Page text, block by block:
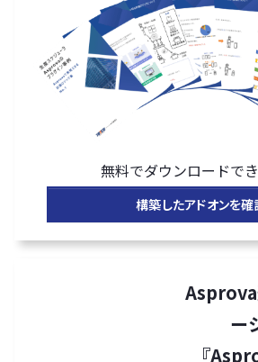
無料でダウンロードで
構築したアドオンを確
ー
『